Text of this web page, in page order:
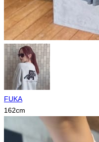
FUKA
162cm